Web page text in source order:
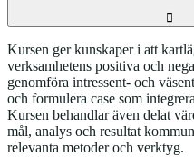
Kursen ger kunskaper i att
verksamhetens positiva och
genomföra intressent- och
och formulera case som
Kursen behandlar även delat
mål, analys och resultat
relevanta metoder och verktyg.